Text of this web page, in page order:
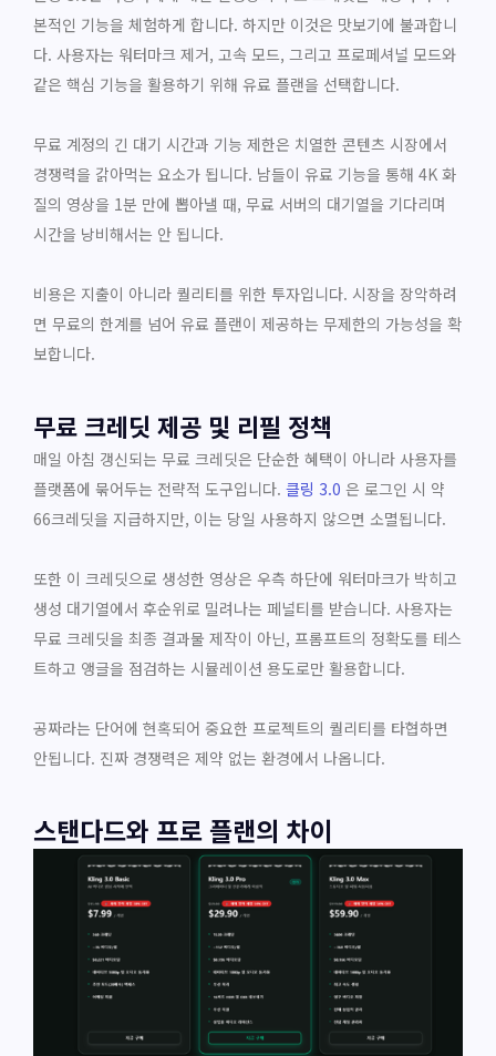
본적인 기능을 체험하게 합니다. 하지만 이것은 맛보기에 불과합니
다. 사용자는 워터마크 제거, 고속 모드, 그리고 프로페셔널 모드와
같은 핵심 기능을 활용하기 위해 유료 플랜을 선택합니다.
무료 계정의 긴 대기 시간과 기능 제한은 치열한 콘텐츠 시장에서
경쟁력을 갉아먹는 요소가 됩니다. 남들이 유료 기능을 통해 4K 화
질의 영상을 1분 만에 뽑아낼 때, 무료 서버의 대기열을 기다리며
시간을 낭비해서는 안 됩니다.
비용은 지출이 아니라 퀄리티를 위한 투자입니다. 시장을 장악하려
면 무료의 한계를 넘어 유료 플랜이 제공하는 무제한의 가능성을 확
보합니다.
무료 크레딧 제공 및 리필 정책
매일 아침 갱신되는 무료 크레딧은 단순한 혜택이 아니라 사용자를
플랫폼에 묶어두는 전략적 도구입니다. 클링 3.0 은 로그인 시 약
66크레딧을 지급하지만, 이는 당일 사용하지 않으면 소멸됩니다.
또한 이 크레딧으로 생성한 영상은 우측 하단에 워터마크가 박히고
생성 대기열에서 후순위로 밀려나는 페널티를 받습니다. 사용자는
무료 크레딧을 최종 결과물 제작이 아닌, 프롬프트의 정확도를 테스
트하고 앵글을 점검하는 시뮬레이션 용도로만 활용합니다.
공짜라는 단어에 현혹되어 중요한 프로젝트의 퀄리티를 타협하면
안됩니다. 진짜 경쟁력은 제약 없는 환경에서 나옵니다.
스탠다드와 프로 플랜의 차이